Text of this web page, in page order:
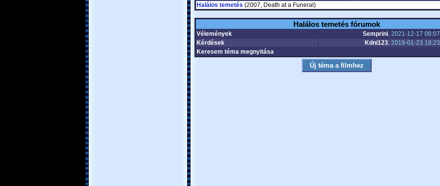
Halálos temetés (2007, Death at a Funeral)
Halálos temetés fórumok
Vélemények Semprini, 2021-12-17 08:07
Kérdések
Kdni123, 2019-01-23 18:23
Keresem téma megnyitása